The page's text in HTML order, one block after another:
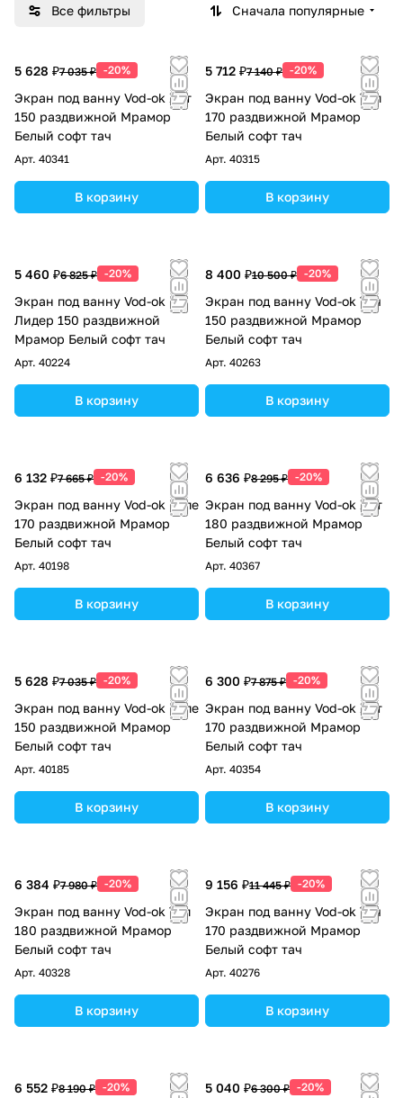
Все фильтры Сначала популярные
5 628 ₽7 035 ₽ -20%
Экран под ванну Vod-ok Хит
150 раздвижной Мрамор
Белый софт тач
Арт. 40341
В корзину
5 712 ₽7 140 ₽ -20%
Экран под ванну Vod-ok Топ
170 раздвижной Мрамор
Белый софт тач
Арт. 40315
В корзину
5 460 ₽6 825 ₽ -20%
Экран под ванну Vod-ok
Лидер 150 раздвижной
Мрамор Белый софт тач
Арт. 40224
В корзину
8 400 ₽10 500 ₽ -20%
Экран под ванну Vod-ok Тач
150 раздвижной Мрамор
Белый софт тач
Арт. 40263
В корзину
6 132 ₽7 665 ₽ -20%
Экран под ванну Vod-ok Купе
170 раздвижной Мрамор
Белый софт тач
Арт. 40198
В корзину
6 636 ₽8 295 ₽ -20%
Экран под ванну Vod-ok Хит
180 раздвижной Мрамор
Белый софт тач
Арт. 40367
В корзину
5 628 ₽7 035 ₽ -20%
Экран под ванну Vod-ok Купе
150 раздвижной Мрамор
Белый софт тач
Арт. 40185
В корзину
6 300 ₽7 875 ₽ -20%
Экран под ванну Vod-ok Хит
170 раздвижной Мрамор
Белый софт тач
Арт. 40354
В корзину
6 384 ₽7 980 ₽ -20%
Экран под ванну Vod-ok Топ
180 раздвижной Мрамор
Белый софт тач
Арт. 40328
В корзину
9 156 ₽11 445 ₽ -20%
Экран под ванну Vod-ok Тач
170 раздвижной Мрамор
Белый софт тач
Арт. 40276
В корзину
6 552 ₽8 190 ₽ -20% 5 040 ₽6 300 ₽ -20%